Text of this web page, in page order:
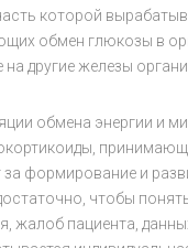
которой
обмен глюкозы в
другие железы
обмена энергии
формирование и
чтобы
жалоб пациента,